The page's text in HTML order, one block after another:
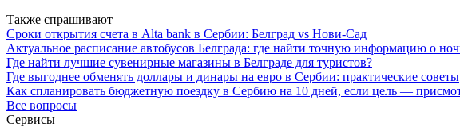
Также спрашивают
Сроки открытия счета в Alta bank в Сербии: Белград vs Нови-Сад
Актуальное расписание автобусов Белграда: где найти точную информацию о
Где найти лучшие сувенирные магазины в Белграде для туристов?
Где выгоднее обменять доллары и динары на евро в Сербии: практические советы
Как спланировать бюджетную поездку в Сербию на 10 дней, если цель —
Все вопросы
Сервисы